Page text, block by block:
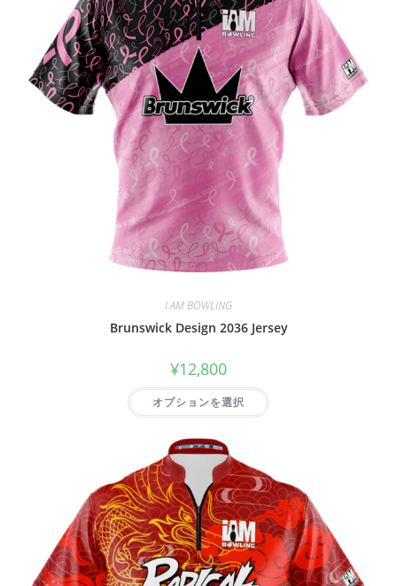
I AM BOWLING
Brunswick Design 2036 Jersey
¥12,800
オプションを選択